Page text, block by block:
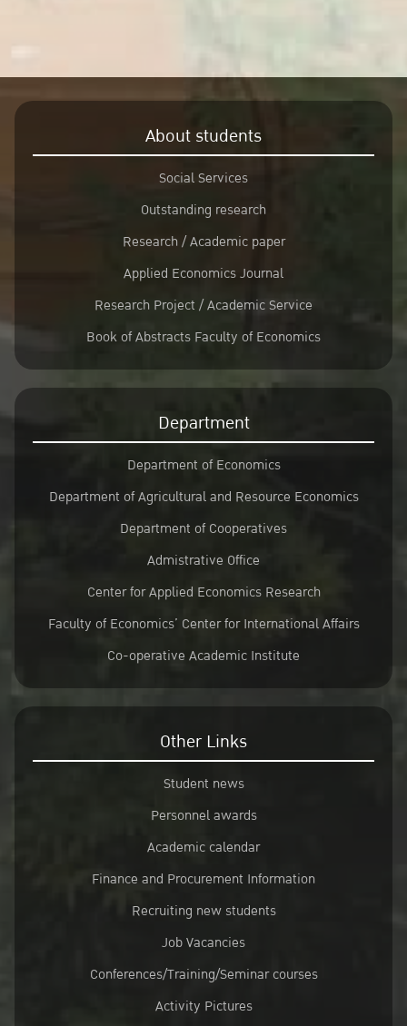
About students
Social Services
Outstanding research
Research / Academic paper
Applied Economics Journal
Research Project / Academic Service
Book of Abstracts Faculty of Economics
Department
Department of Economics
Department of Agricultural and Resource Economics
Department of Cooperatives
Admistrative Office
Center for Applied Economics Research
Faculty of Economics’ Center for International Affairs
Co-operative Academic Institute
Other Links
Student news
Personnel awards
Academic calendar
Finance and Procurement Information
Recruiting new students
Job Vacancies
Conferences/Training/Seminar courses
Activity Pictures